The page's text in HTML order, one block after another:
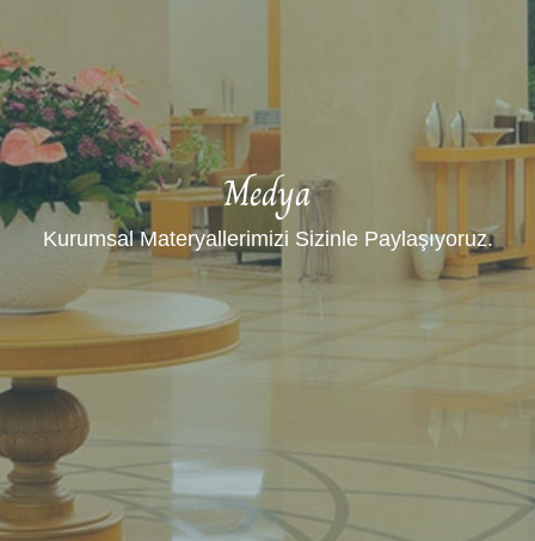
Medya
Kurumsal Materyallerimizi Sizinle Paylaşıyoruz.